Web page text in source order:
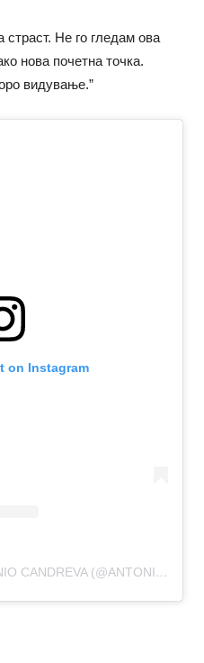
страст. Не го гледам ова
нова почетна точка.
видување.”
on Instagram
A POST SHARED BY ANTONIO CANDREVA (@ANTONIOCANDREVA)